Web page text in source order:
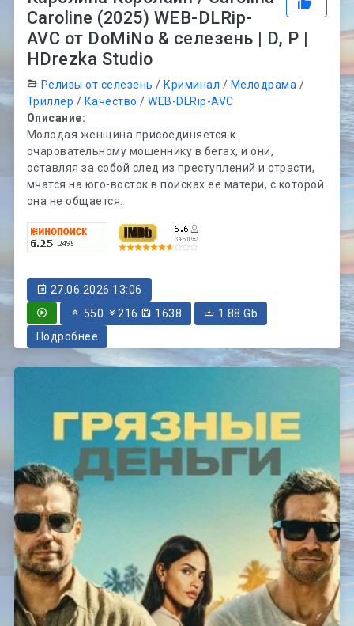
Caroline (2025) WEB-DLRip-
AVC от DoMiNo & селезень | D, P |
HDrezka Studio
Релизы от селезень / Криминал / Мелодрама /
Триллер / Качество /WEB-DLRip-AVC
Описание:
Молодая женщина присоединяется к
очаровательному мошеннику в бегах, и они,
оставляя за собой след из преступлений и страсти,
мчатся на юго-восток в поисках её матери, с которой
она не общается.
27.06.2026 13:06
550
216 1638
1.88 Gb
Подробнее